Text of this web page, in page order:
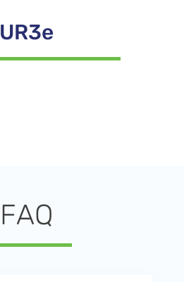
UR3e
FAQ